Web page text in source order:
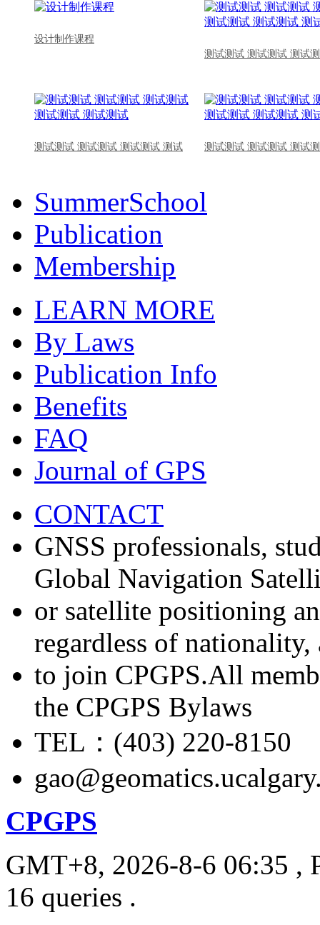
设计制作课程
测试测试 测试测试 测试
测试测试 测试测试 测试测试 测试 测试测试 测试测试 测试
SummerSchool
Publication
Membership
LEARN MORE
By Laws
Publication Info
Benefits
FAQ
Journal of GPS
CONTACT
GNSS professionals,
Global Navigation
or satellite positioning
regardless of nationality,
to join CPGPS.All
the CPGPS Bylaws
TEL：(403) 220-8150
CPGPS
GMT+8, 2026-8-6 06:35 ,
16 queries .